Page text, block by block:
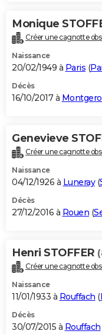
Monique
Créer une cagnotte
Naissance
20/02/1949 à Paris (
Décès
16/10/2017 à
Genevieve
Créer une cagnotte
Naissance
04/12/1926 à Luneray(
Décès
27/12/2016 à Rouen (
Henri STOFFER
Créer une cagnotte
Naissance
11/01/1933 à Rouffach (
Décès
30/07/2015 à Rouffach